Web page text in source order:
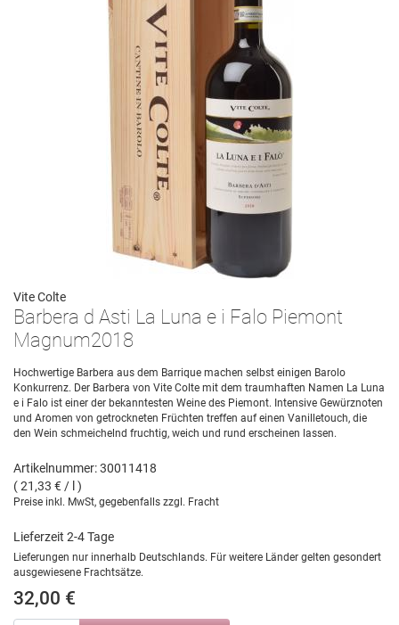
Vite Colte
Barbera d Asti La Luna e i Falo Piemont
Magnum2018
Hochwertige Barbera aus dem Barrique machen selbst einigen Barolo
Konkurrenz. Der Barbera von Vite Colte mit dem traumhaften Namen La Luna
e i Falo ist einer der bekanntesten Weine des Piemont. Intensive Gewürznoten
und Aromen von getrockneten Früchten treffen auf einen Vanilletouch, die
den Wein schmeichelnd fruchtig, weich und rund erscheinen lassen.
Artikelnummer: 30011418
( 21,33 € / l )
Preise inkl. MwSt, gegebenfalls zzgl. Fracht
Lieferzeit 2-4 Tage
Lieferungen nur innerhalb Deutschlands. Für weitere Länder gelten gesondert
ausgewiesene Frachtsätze.
32,00 €